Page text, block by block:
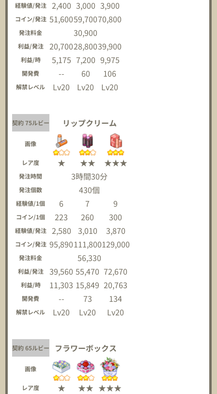
経験値/発注 2,400 3,000 3,900
コイン/発注 51,60059,70070,800
発注料金 30,900
利益/発注 20,70028,80039,900
利益/時 5,175 7,200 9,975
開発費 -- 60 106
解禁レベル Lv20 Lv20 Lv20
契約 75ルビー リップクリーム
画像
レア度 ★ ★★ ★★★
発注時間 3時間30分
発注個数 430個
経験値/1個 6 7 9
コイン/1個 223 260 300
経験値/発注 2,580 3,010 3,870
コイン/発注 95,890111,800129,000
発注料金 56,330
利益/発注 39,560 55,470 72,670
利益/時 11,303 15,849 20,763
開発費 -- 73 134
解禁レベル Lv20 Lv20 Lv20
契約 65ルビー フラワーボックス
画像
レア度 ★ ★★ ★★★